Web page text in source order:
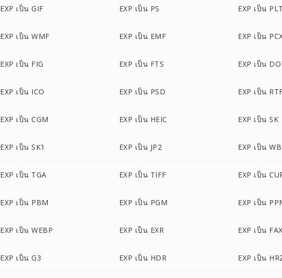
EXP เป็น GIF EXP เป็น PS EXP เป็น PLT
EXP เป็น WMF EXP เป็น EMF EXP เป็น
EXP เป็น FIG EXP เป็น FTS EXP เป็น
EXP เป็น ICO EXP เป็น PSD EXP เป็น
EXP เป็น CGM EXP เป็น HEIC EXP เป็น SK
EXP เป็น SK1 EXP เป็น JP2 EXP เป็น
EXP เป็น TGA EXP เป็น TIFF EXP เป็น
EXP เป็น PBM EXP เป็น PGM EXP เป็น
EXP เป็น WEBP EXP เป็น EXR EXP เป็น FAX
EXP เป็น G3 EXP เป็น HDR EXP เป็น